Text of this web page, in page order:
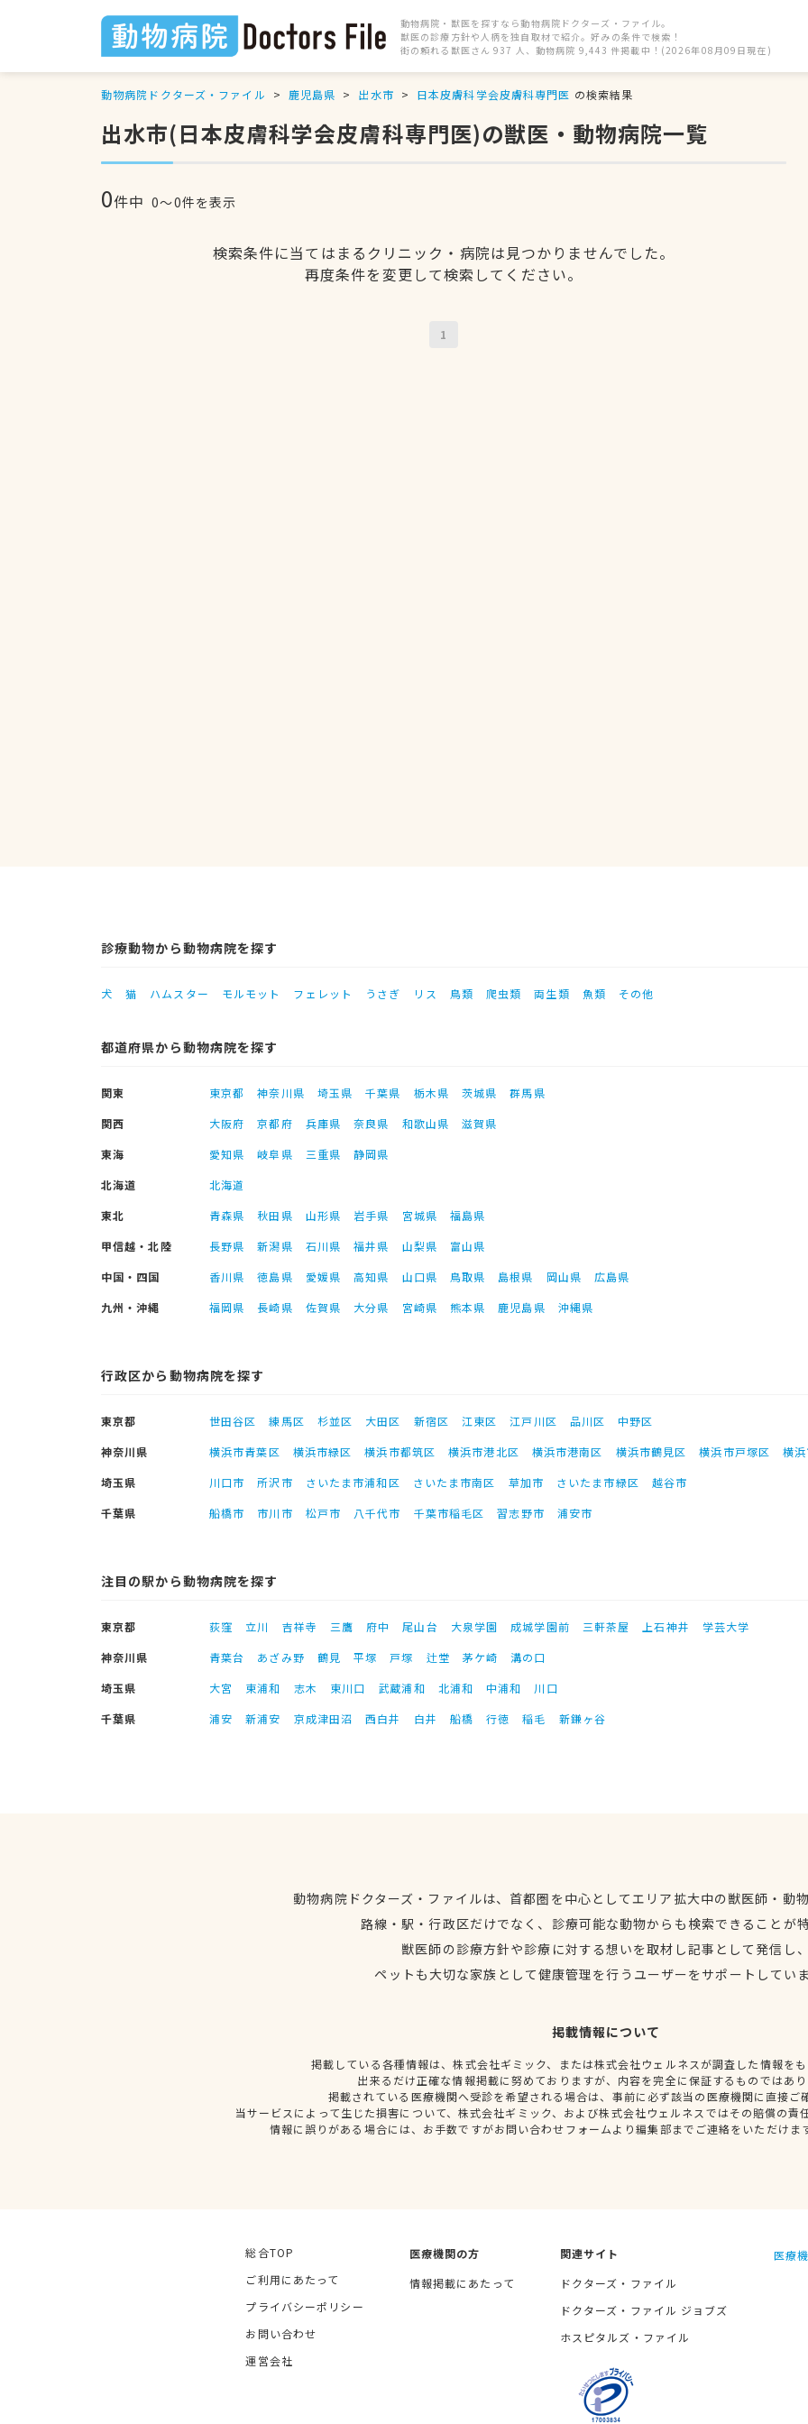
動物病院・獣医を探すなら動物病院ドクターズ・ファイル。
獣医の診療方針や人柄を独自取材で紹介。好みの条件で検索！
街の頼れる獣医さん 937 人、動物病院 9,443 件掲載中！(2026年08月09日現在)
動物病院ドクターズ・ファイル 鹿児島県 出水市 日本皮膚科学会皮膚科専門医 の検索結果
出水市(日本皮膚科学会皮膚科専門医)の獣医・動物病院一覧
0件中 0〜0件を表示
検索条件に当てはまるクリニック・病院は見つかりませんでした。
再度条件を変更して検索してください。
1
診療動物から動物病院を探す
犬 猫 ハムスター モルモット フェレット うさぎ リス 鳥類 爬虫類 両生類 魚類 その他
都道府県から動物病院を探す
関東 東京都 神奈川県 埼玉県 千葉県 栃木県 茨城県
群馬県
関西
大阪府 京都府 兵庫県 奈良県 和歌山県
滋賀県
東海
愛知県 岐阜県 三重県
静岡県
北海道
北海道
東北
青森県 秋田県 山形県 岩手県 宮城県
福島県
甲信越・北陸
長野県 新潟県 石川県 福井県 山梨県
富山県
中国・四国
香川県 徳島県 愛媛県 高知県 山口県 鳥取県 島根県 岡山県
広島県
九州・沖縄
福岡県 長崎県 佐賀県 大分県 宮崎県 熊本県 鹿児島県 沖縄県
行政区から動物病院を探す
東京都 世田谷区 練馬区 杉並区 大田区 新宿区 江東区 江戸川区 品川区
中野区
神奈川県
横浜市青葉区 横浜市緑区 横浜市都筑区 横浜市港北区 横浜市港南区 横浜市鶴見区 横浜市戸塚区
横
埼玉県
川口市 所沢市 さいたま市浦和区 さいたま市南区 草加市 さいたま市緑区
越谷市
千葉県
船橋市 市川市 松戸市 八千代市 千葉市稲毛区 習志野市 浦安市
注目の駅から動物病院を探す
東京都 荻窪 立川 吉祥寺 三鷹 府中 尾山台 大泉学園 成城学園前 三軒茶屋 上石神井
学芸大学
神奈川県
青葉台 あざみ野 鶴見 平塚 戸塚 辻堂 茅ケ崎
溝の口
埼玉県
大宮 東浦和 志木 東川口 武蔵浦和 北浦和 中浦和
川口
千葉県
浦安 新浦安 京成津田沼 西白井 白井 船橋 行徳 稲毛 新鎌ヶ谷
動物病院ドクターズ・ファイルは、首都圏を中心としてエリア拡大中の獣医師・動
路線・駅・行政区だけでなく、診療可能な動物からも検索できることが
獣医師の診療方針や診療に対する想いを取材し記事として発信し
ペットも大切な家族として健康管理を行うユーザーをサポートしてい
掲載情報について
掲載している各種情報は、株式会社ギミック、または株式会社ウェルネスが調査した情報を
出来るだけ正確な情報掲載に努めておりますが、内容を完全に保証するものではあ
掲載されている医療機関へ受診を希望される場合は、事前に必ず該当の医療機関に直接ご
当サービスによって生じた損害について、株式会社ギミック、および株式会社ウェルネスではその賠償の責
情報に誤りがある場合には、お手数ですがお問い合わせフォームより編集部までご連絡をいただけま
総合TOP
ご利用にあたって
プライバシーポリシー
お問い合わせ
運営会社
医療機関の方
情報掲載にあたって
関連サイト
ドクターズ・ファイル
ドクターズ・ファイル ジョブズ
ホスピタルズ・ファイル
医療